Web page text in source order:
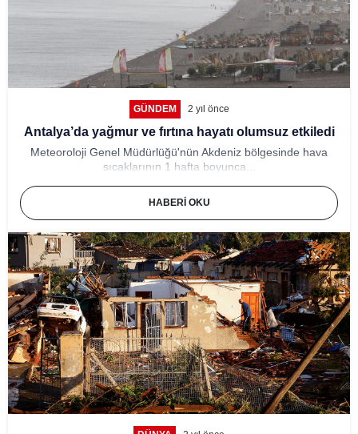
GÜNDEM 2 yıl önce
Antalya’da yağmur ve fırtına hayatı olumsuz etkiledi
Meteoroloji Genel Müdürlüğü'nün Akdeniz bölgesinde hava
sıcaklarının 1 hafta boyunca...
HABERI OKU